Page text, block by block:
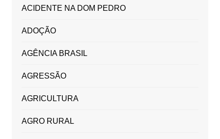
ACIDENTE NA DOM PEDRO
ADOÇÃO
AGÊNCIA BRASIL
AGRESSÃO
AGRICULTURA
AGRO RURAL